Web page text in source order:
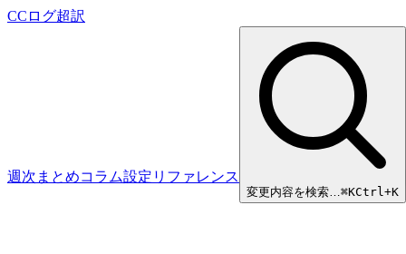
CCログ超訳
週次まとめコラム設定リファレンス
変更内容を検索…⌘KCtrl+K